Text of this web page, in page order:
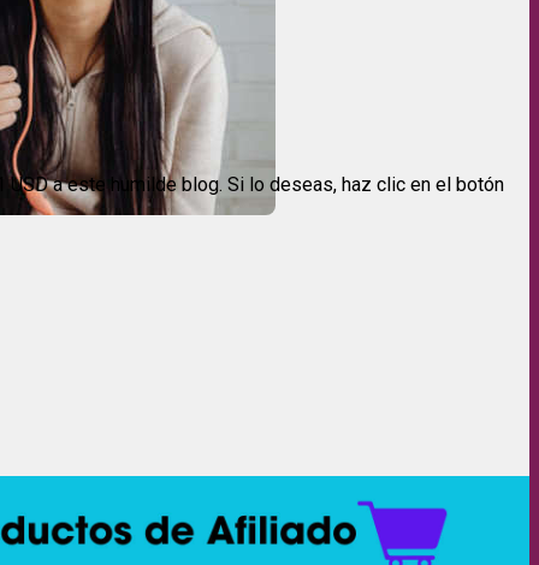
USD a este humilde blog. Si lo deseas, haz clic en el botón